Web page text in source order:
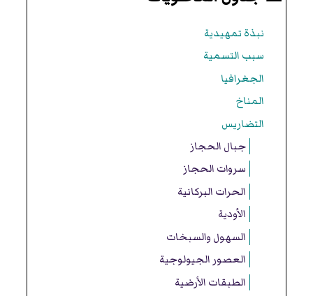
نبذة تمهيدية
سبب التسمية
الجغرافيا
المناخ
التضاريس
جبال الحجاز
سروات الحجاز
الحرات البركانية
الأودية
السهول والسبخات
العصور الجيولوجية
الطبقات الأرضية